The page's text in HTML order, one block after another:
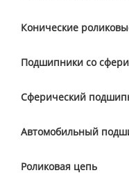
Конические
Подшипники со
Сферический
Автомобильный
Роликовая цепь